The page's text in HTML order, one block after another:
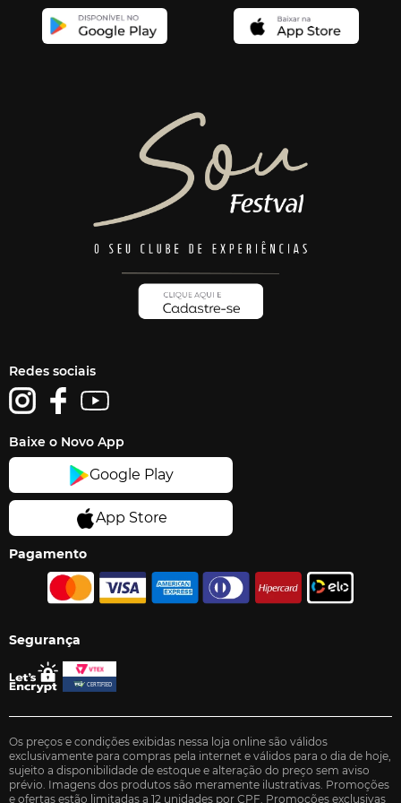
Redes sociais
Baixe o Novo App
Pagamento
Segurança
Os preços e condições exibidas nessa loja online são válidos
exclusivamente para compras pela internet e válidos para o dia de hoje,
sujeito a disponibilidade de estoque e alteração do preço sem aviso
prévio. Imagens dos produtos são meramente ilustrativas. Promoções
e ofertas estão limitadas a 12 unidades por CPF. Promoções exclusivas